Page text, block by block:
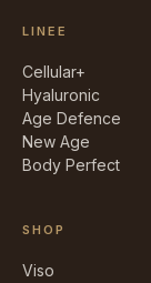
LINEE
Cellular+
Hyaluronic
Age Defence
New Age
Body Perfect
SHOP
Viso